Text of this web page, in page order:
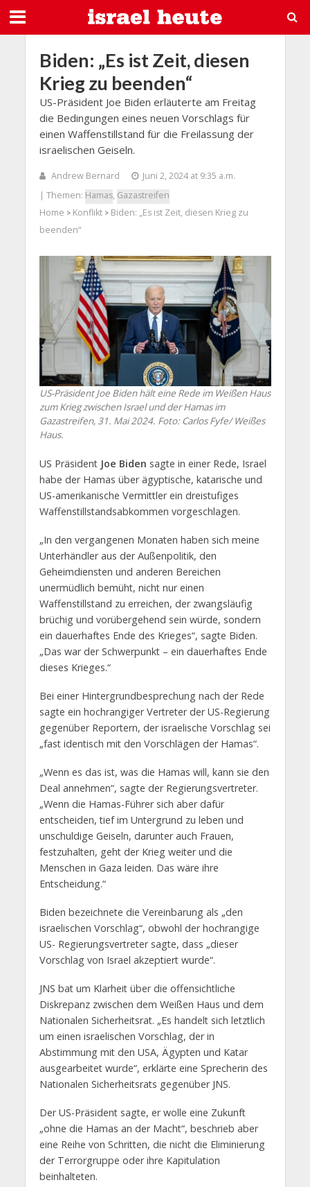
Biden: „Es ist Zeit, diesen
Krieg zu beenden“
US-Präsident Joe Biden erläuterte am Freitag
die Bedingungen eines neuen Vorschlags für
einen Waffenstillstand für die Freilassung der
israelischen Geiseln.
Andrew Bernard
Juni 2, 2024 at 9:35 a.m.
| Themen: Hamas, Gazastreifen
Home > Konflikt> Biden: „Es ist Zeit, diesen Krieg zu
beenden“
US-Präsident Joe Biden hält eine Rede im Weißen Haus
zum Krieg zwischen Israel und der Hamas im
Gazastreifen, 31. Mai 2024. Foto: Carlos Fyfe/ Weißes
Haus.
US Präsident Joe Biden sagte in einer Rede, Israel
habe der Hamas über ägyptische, katarische und
US-amerikanische Vermittler ein dreistufiges
Waffenstillstandsabkommen vorgeschlagen.
„In den vergangenen Monaten haben sich meine
Unterhändler aus der Außenpolitik, den
Geheimdiensten und anderen Bereichen
unermüdlich bemüht, nicht nur einen
Waffenstillstand zu erreichen, der zwangsläufig
brüchig und vorübergehend sein würde, sondern
ein dauerhaftes Ende des Krieges“, sagte Biden.
„Das war der Schwerpunkt – ein dauerhaftes Ende
dieses Krieges.“
Bei einer Hintergrundbesprechung nach der Rede
sagte ein hochrangiger Vertreter der US-Regierung
gegenüber Reportern, der israelische Vorschlag sei
„fast identisch mit den Vorschlägen der Hamas“.
„Wenn es das ist, was die Hamas will, kann sie den
Deal annehmen“, sagte der Regierungsvertreter.
„Wenn die Hamas-Führer sich aber dafür
entscheiden, tief im Untergrund zu leben und
unschuldige Geiseln, darunter auch Frauen,
festzuhalten, geht der Krieg weiter und die
Menschen in Gaza leiden. Das wäre ihre
Entscheidung.“
Biden bezeichnete die Vereinbarung als „den
israelischen Vorschlag“, obwohl der hochrangige
US- Regierungsvertreter sagte, dass „dieser
Vorschlag von Israel akzeptiert wurde“.
JNS bat um Klarheit über die offensichtliche
Diskrepanz zwischen dem Weißen Haus und dem
Nationalen Sicherheitsrat. „Es handelt sich letztlich
um einen israelischen Vorschlag, der in
Abstimmung mit den USA, Ägypten und Katar
ausgearbeitet wurde“, erklärte eine Sprecherin des
Nationalen Sicherheitsrats gegenüber JNS.
Der US-Präsident sagte, er wolle eine Zukunft
„ohne die Hamas an der Macht“, beschrieb aber
eine Reihe von Schritten, die nicht die Eliminierung
der Terrorgruppe oder ihre Kapitulation
beinhalteten.